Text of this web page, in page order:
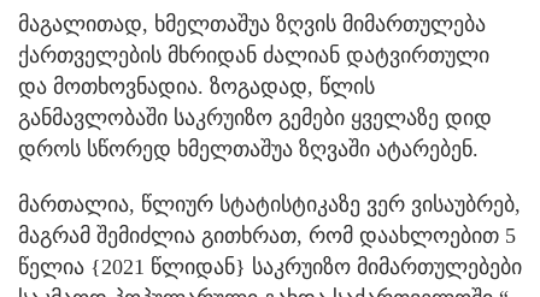
მაგალითად, ხმელთაშუა ზღვის მიმართულება
ქართველების მხრიდან ძალიან დატვირთული
და მოთხოვნადია. ზოგადად, წლის
განმავლობაში საკრუიზო გემები ყველაზე დიდ
დროს სწორედ ხმელთაშუა ზღვაში ატარებენ.
მართალია, წლიურ სტატისტიკაზე ვერ ვისაუბრებ,
მაგრამ შემიძლია გითხრათ, რომ დაახლოებით 5
წელია {2021 წლიდან} საკრუიზო მიმართულებები